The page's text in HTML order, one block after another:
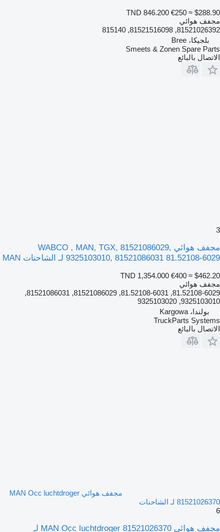
TND 846.200 €250 ≈ $288.90
مجفف هوائي
81521026392, 81521516098, 815140
بلجيكا، Bree
Smeets & Zonen Spare Parts
الاتصال بالبائع
3
مجفف هوائي WABCO , MAN, TGX, 81521086029,
9325103010, 81521086031 81.52108-6029 لـ الشاحنات MAN
TND 1,354.000 €400 ≈ $462.20
مجفف هوائي
81.52108-6029, 81.52108-6031, 81521086029, 81521086031,
9325103010, 9325103020
بولندا، Kargowa
TruckParts Systems
الاتصال بالبائع
مجفف هوائي MAN Occ luchtdroger
81521026370 لـ الشاحنات
6
مجفف هوائي MAN Occ luchtdroger 81521026370 لـ